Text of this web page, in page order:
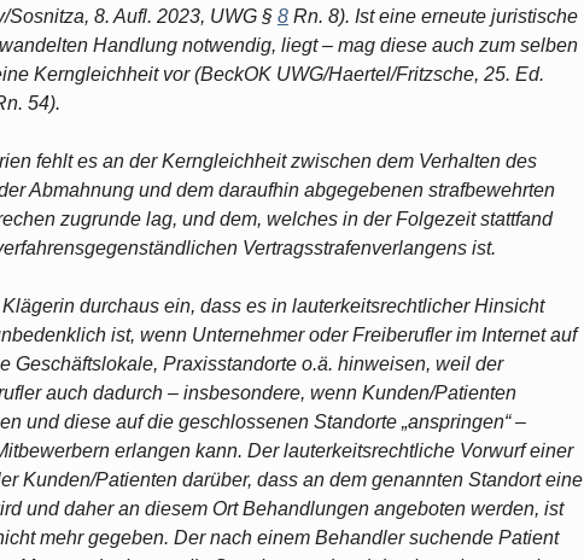
Sosnitza, 8. Aufl. 2023, UWG § 8 Rn. 8). Ist eine erneute juristische
Handlung notwendig, liegt – mag diese auch zum selben
Kerngleichheit vor (BeckOK UWG/Haertel/Fritzsche, 25. Ed.
54).
fehlt es an der Kerngleichheit zwischen dem Verhalten des
Abmahnung und dem daraufhin abgegebenen strafbewehrten
zugrunde lag, und dem, welches in der Folgezeit stattfand
Vertragsstrafenverlangens ist.
durchaus ein, dass es in lauterkeitsrechtlicher Hinsicht
ist, wenn Unternehmer oder Freiberufler im Internet auf
Geschäftslokale, Praxisstandorte o.ä. hinweisen, weil der
auch dadurch – insbesondere, wenn Kunden/Patienten
und diese auf die geschlossenen Standorte „anspringen“ –
erlangen kann. Der lauterkeitsrechtliche Vorwurf einer
Kunden/Patienten darüber, dass an dem genannten Standort eine
und daher an diesem Ort Behandlungen angeboten werden, ist
mehr gegeben. Der nach einem Behandler suchende Patient